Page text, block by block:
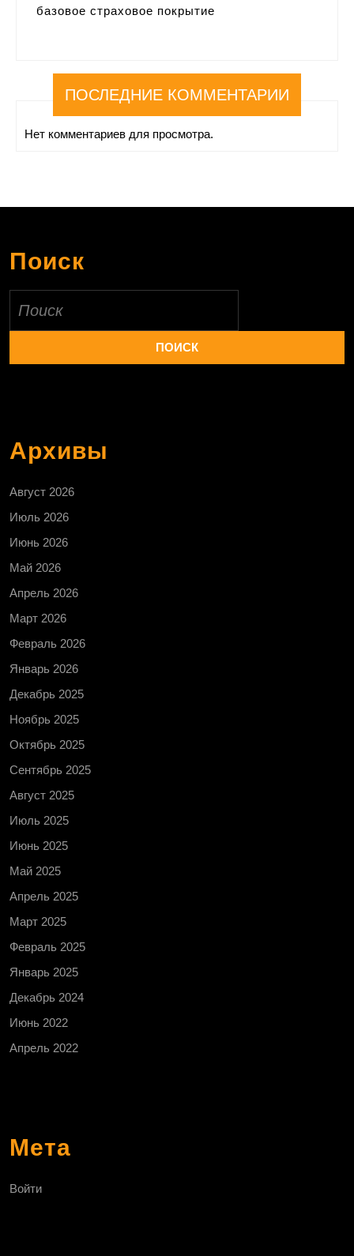
базовое страховое покрытие
ПОСЛЕДНИЕ КОММЕНТАРИИ
Нет комментариев для просмотра.
Поиск
Архивы
Август 2026
Июль 2026
Июнь 2026
Май 2026
Апрель 2026
Март 2026
Февраль 2026
Январь 2026
Декабрь 2025
Ноябрь 2025
Октябрь 2025
Сентябрь 2025
Август 2025
Июль 2025
Июнь 2025
Май 2025
Апрель 2025
Март 2025
Февраль 2025
Январь 2025
Декабрь 2024
Июнь 2022
Апрель 2022
Мета
Войти